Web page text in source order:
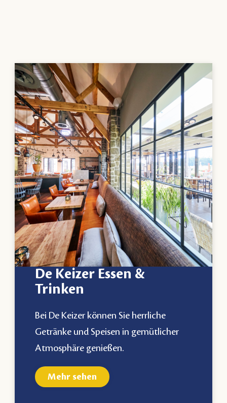
De Keizer Essen &
Trinken
Bei De Keizer können Sie herrliche
Getränke und Speisen in gemütlicher
Atmosphäre genießen.
Mehr sehen